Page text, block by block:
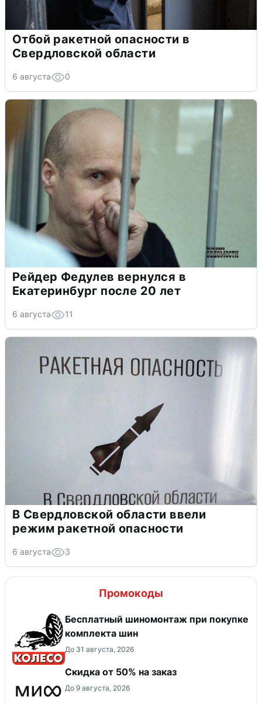
Отбой ракетной опасности в
Свердловской области
6 августа 0
Рейдер Федулев вернулся в
Екатеринбург после 20 лет
6 августа 11
В Свердловской области ввели
режим ракетной опасности
6 августа 3
Промокоды
Бесплатный шиномонтаж при покупке
комплекта шин
До 31 августа, 2026
Скидка от 50% на заказ
До 9 августа, 2026